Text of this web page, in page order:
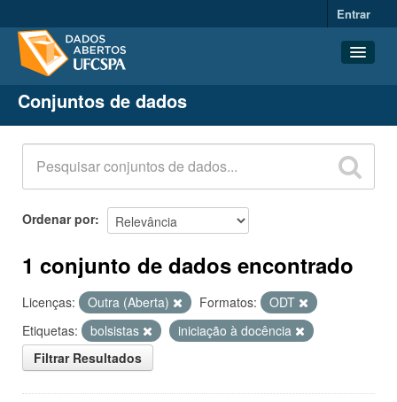
Entrar
Conjuntos de dados
Organizações
Grupos
Sobre
Conjuntos de dados
Ordenar por
1 conjunto de dados encontrado
Licenças: Outra (Aberta) Formatos:
ODT
Etiquetas:
bolsistas
iniciação à docência
Filtrar Resultados